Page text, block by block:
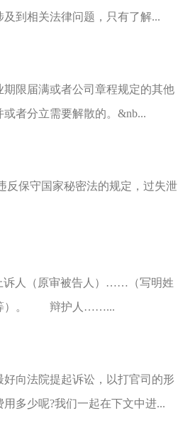
到相关法律问题，只有了解...
限届满或者公司章程规定的其他
分立需要解散的。&nb...
保守国家秘密法的规定，过失泄
原审被告人）……（写明姓
等）。 辩护人……...
向法院提起诉讼，以打官司的形
多少呢?我们一起在下文中进...